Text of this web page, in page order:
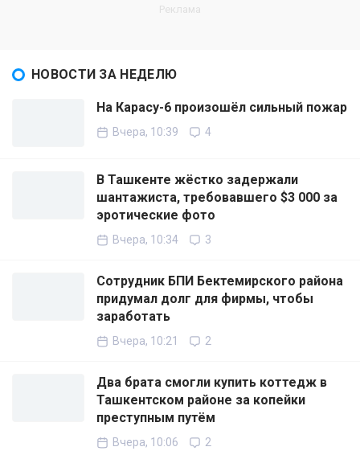
НОВОСТИ ЗА НЕДЕЛЮ
На Карасу-6 произошёл сильный пожар
Вчера, 10:39 4
В Ташкенте жёстко задержали
шантажиста, требовавшего $3 000 за
эротические фото
Вчера, 10:34 3
Сотрудник БПИ Бектемирского района
придумал долг для фирмы, чтобы
заработать
Вчера, 10:21 2
Два брата смогли купить коттедж в
Ташкентском районе за копейки
преступным путём
Вчера, 10:06 2